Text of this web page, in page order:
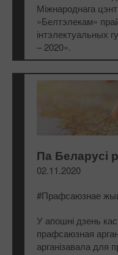
Міжнароднага
»Белтэлекам»
інтэлектуальных
– 2020».
Па Беларусі
02.11.2020
#Прафсаюзнае
У апошні дзень
прафсаюзная
арганізавала для